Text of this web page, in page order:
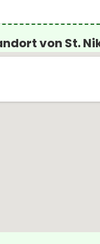
von St.